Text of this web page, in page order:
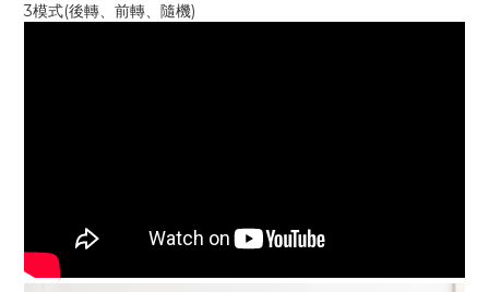
3模式(後轉、前轉、隨機)